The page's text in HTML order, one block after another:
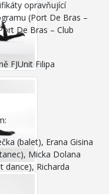
opravňující
(Port De Bras –
De Bras – Club
FJUnit Filipa
(balet), Erana Gisina
Micka Dolana
dance), Richarda